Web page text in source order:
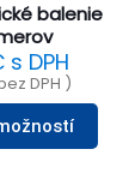
balenie
s DPH
DPH )